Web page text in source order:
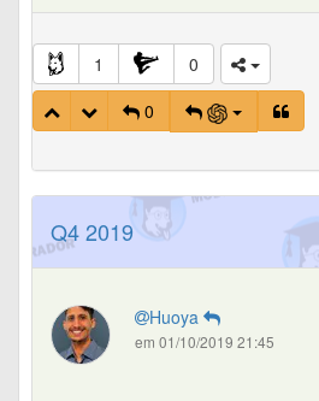
1
0
0
Q4 2019
Huoya
em 01/10/2019 21:45